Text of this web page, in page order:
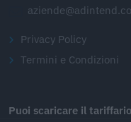
Privacy Policy
Termini e Condizioni
Puoi scaricare il